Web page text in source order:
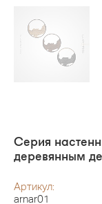
Серия
деревянным
Артикул:
arnar01